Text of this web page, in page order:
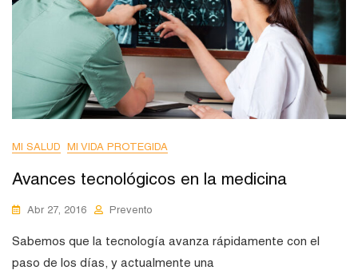
MI SALUD MI VIDA PROTEGIDA
Avances tecnológicos en la medicina
Abr 27, 2016 Prevento
Sabemos que la tecnología avanza rápidamente con el
paso de los días, y actualmente una